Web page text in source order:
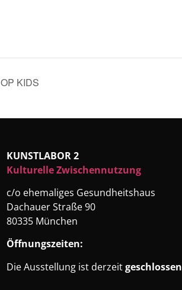
KIDS
KUNSTLABOR 2
Kulturelle Zwischennutzung
c/o ehemaliges Gesundheitshaus
Dachauer Straße 90
80335 München
Öffnungszeiten:
Die Ausstellung ist derzeitgeschlossen